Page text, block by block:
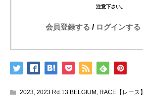
注意下さい。
会員登録する / ログインする
2023, 2023 Rd.13 BELGIUM , RACE【レース】